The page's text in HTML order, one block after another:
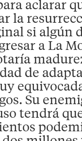
aclarar
la
si algún
a La
de
Su
tendrá